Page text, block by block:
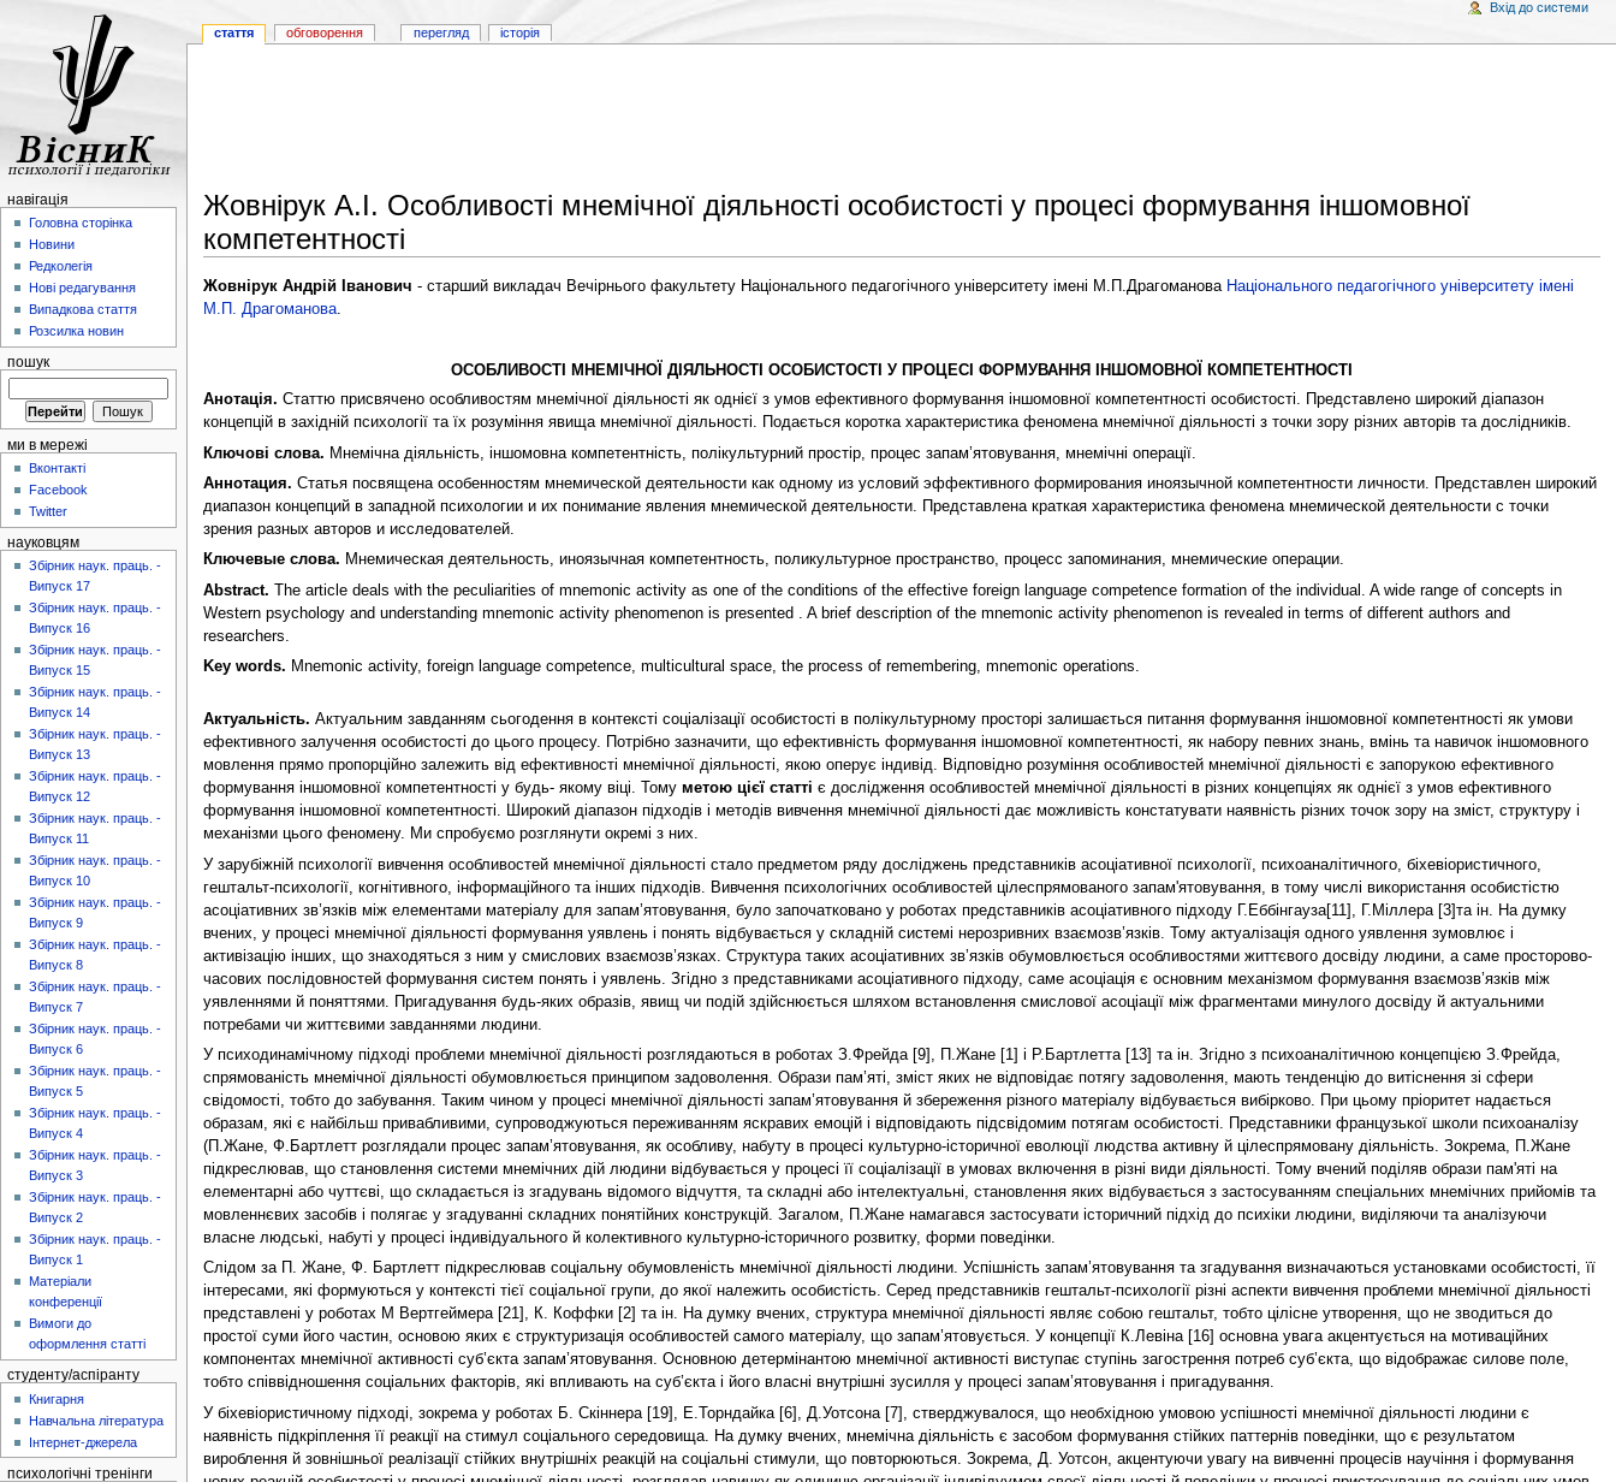
Жовнірук А.І. Особливості мнемічної діяльності особистості у процесі формування іншомовної
компетентності
Жовнірук Андрій Іванович - старший викладач Вечірнього факультету Національного педагогічного університету імені М.П.Драгоманова Національного педагогічного університету імені
М.П. Драгоманова.
ОСОБЛИВОСТІ МНЕМІЧНОЇ ДІЯЛЬНОСТІ ОСОБИСТОСТІ У ПРОЦЕСІ ФОРМУВАННЯ ІНШОМОВНОЇ КОМПЕТЕНТНОСТІ
Анотація. Статтю присвячено особливостям мнемічної діяльності як однієї з умов ефективного формування іншомовної компетентності особистості. Представлено широкий діапазон
концепцій в західній психології та їх розуміння явища мнемічної діяльності. Подається коротка характеристика феномена мнемічної діяльності з точки зору різних авторів та дослідників.
Ключові слова. Мнемічна діяльність, іншомовна компетентність, полікультурний простір, процес запам’ятовування, мнемічні операції.
Аннотация. Статья посвящена особенностям мнемической деятельности как одному из условий эффективного формирования иноязычной компетентности личности. Представлен широкий
диапазон концепций в западной психологии и их понимание явления мнемической деятельности. Представлена краткая характеристика феномена мнемической деятельности с точки
зрения разных авторов и исследователей.
Ключевые слова. Мнемическая деятельность, иноязычная компетентность, поликультурное пространство, процесс запоминания, мнемические операции.
Abstract. The article deals with the peculiarities of mnemonic асtivity as one of the conditions of the effective foreign language competence formation of the individual. A wide range of concepts in
Western psychology and understanding mnemonic activity phenomenon is presented . A brief description of the mnemonic activity phenomenon is revealed in terms of different authors and
researchers.
Key words. Mnemonic activity, foreign language competence, multicultural space, the process of remembering, mnemonic operations.
Актуальність. Актуальним завданням сьогодення в контексті соціалізації особистості в полікультурному просторі залишається питання формування іншомовної компетентності як умови
ефективного залучення особистості до цього процесу. Потрібно зазначити, що ефективність формування іншомовної компетентності, як набору певних знань, вмінь та навичок іншомовного
мовлення прямо пропорційно залежить від ефективності мнемічної діяльності, якою оперує індивід. Відповідно розуміння особливостей мнемічної діяльності є запорукою ефективного
формування іншомовної компетентності у будь- якому віці. Тому метою цієї статті є дослідження особливостей мнемічної діяльності в різних концепціях як однієї з умов ефективного
формування іншомовної компетентності. Широкий діапазон підходів і методів вивчення мнемічної діяльності дає можливість констатувати наявність різних точок зору на зміст, структуру і
механізми цього феномену. Ми спробуємо розглянути окремі з них.
У зарубіжній психології вивчення особливостей мнемічної діяльності стало предметом ряду досліджень представників асоціативної психології, психоаналітичного, біхевіористичного,
гештальт-психології, когнітивного, інформаційного та інших підходів. Вивчення психологічних особливостей цілеспрямованого запам'ятовування, в тому числі використання особистістю
асоціативних зв’язків між елементами матеріалу для запам’ятовування, було започатковано у роботах представників асоціативного підходу Г.Еббінгауза[11], Г.Міллера [3]та ін. На думку
вчених, у процесі мнемічної діяльності формування уявлень і понять відбувається у складній системі нерозривних взаємозв’язків. Тому актуалізація одного уявлення зумовлює і
активізацію інших, що знаходяться з ним у смислових взаємозв’язках. Структура таких асоціативних зв’язків обумовлюється особливостями життєвого досвіду людини, а саме просторово-
часових послідовностей формування систем понять і уявлень. Згідно з представниками асоціативного підходу, саме асоціація є основним механізмом формування взаємозв’язків між
уявленнями й поняттями. Пригадування будь-яких образів, явищ чи подій здійснюється шляхом встановлення смислової асоціації між фрагментами минулого досвіду й актуальними
потребами чи життєвими завданнями людини.
У психодинамічному підході проблеми мнемічної діяльності розглядаються в роботах З.Фрейда [9], П.Жане [1] і Р.Бартлетта [13] та ін. Згідно з психоаналітичною концепцією З.Фрейда,
спрямованість мнемічної діяльності обумовлюється принципом задоволення. Образи пам’яті, зміст яких не відповідає потягу задоволення, мають тенденцію до витіснення зі сфери
свідомості, тобто до забування. Таким чином у процесі мнемічної діяльності запам’ятовування й збереження різного матеріалу відбувається вибірково. При цьому пріоритет надається
образам, які є найбільш привабливими, супроводжуються переживанням яскравих емоцій і відповідають підсвідомим потягам особистості. Представники французької школи психоаналізу
(П.Жане, Ф.Бартлетт розглядали процес запам’ятовування, як особливу, набуту в процесі культурно-історичної еволюції людства активну й цілеспрямовану діяльність. Зокрема, П.Жане
підкреслював, що становлення системи мнемічних дій людини відбувається у процесі її соціалізації в умовах включення в різні види діяльності. Тому вчений поділяв образи пам'яті на
елементарні або чуттєві, що складається із згадувань відомого відчуття, та складні або інтелектуальні, становлення яких відбувається з застосуванням спеціальних мнемічних прийомів та
мовленнєвих засобів і полягає у згадуванні складних понятійних конструкцій. Загалом, П.Жане намагався застосувати історичний підхід до психіки людини, виділяючи та аналізуючи
власне людські, набуті у процесі індивідуального й колективного культурно-історичного розвитку, форми поведінки.
Слідом за П. Жане, Ф. Бартлетт підкреслював соціальну обумовленість мнемічної діяльності людини. Успішність запам’ятовування та згадування визначаються установками особистості, її
інтересами, які формуються у контексті тієї соціальної групи, до якої належить особистість. Серед представників гештальт-психології різні аспекти вивчення проблеми мнемічної діяльності
представлені у роботах М Вертгеймера [21], К. Коффки [2] та ін. На думку вчених, структура мнемічної діяльності являє собою гештальт, тобто цілісне утворення, що не зводиться до
простої суми його частин, основою яких є структуризація особливостей самого матеріалу, що запам’ятовується. У концепції К.Левіна [16] основна увага акцентується на мотиваційних
компонентах мнемічної активності суб’єкта запам’ятовування. Основною детермінантою мнемічної активності виступає ступінь загострення потреб суб’єкта, що відображає силове поле,
тобто співвідношення соціальних факторів, які впливають на суб’єкта і його власні внутрішні зусилля у процесі запам’ятовування і пригадування.
У біхевіористичному підході, зокрема у роботах Б. Скіннера [19], Е.Торндайка [6], Д.Уотсона [7], стверджувалося, що необхідною умовою успішності мнемічної діяльності людини є
наявність підкріплення її реакції на стимул соціального середовища. На думку вчених, мнемічна діяльність є засобом формування стійких паттернів поведінки, що є результатом
вироблення й зовнішньої реалізації стійких внутрішніх реакцій на соціальні стимули, що повторюються. Зокрема, Д. Уотсон, акцентуючи увагу на вивченні процесів научіння і формування
стаття обговорення перегляд історія
Вхід до системи
навігація
Головна сторінка
Новини
Редколегія
Нові редагування
Випадкова стаття
Розсилка новин
пошук
ми в мережі
Вконтакті
Facebook
Twitter
науковцям
Збірник наук. праць. -
Випуск 17
Збірник наук. праць. -
Випуск 16
Збірник наук. праць. -
Випуск 15
Збірник наук. праць. -
Випуск 14
Збірник наук. праць. -
Випуск 13
Збірник наук. праць. -
Випуск 12
Збірник наук. праць. -
Випуск 11
Збірник наук. праць. -
Випуск 10
Збірник наук. праць. -
Випуск 9
Збірник наук. праць. -
Випуск 8
Збірник наук. праць. -
Випуск 7
Збірник наук. праць. -
Випуск 6
Збірник наук. праць. -
Випуск 5
Збірник наук. праць. -
Випуск 4
Збірник наук. праць. -
Випуск 3
Збірник наук. праць. -
Випуск 2
Збірник наук. праць. -
Випуск 1
Матеріали
конференції
Вимоги до
оформлення статті
студенту/аспіранту
Книгарня
Навчальна література
Інтернет-джерела
психологічні тренінги